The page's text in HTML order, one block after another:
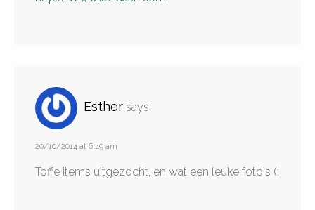
Esther says:
20/10/2014 at 6:49 am
Toffe items uitgezocht, en wat een leuke foto's (: